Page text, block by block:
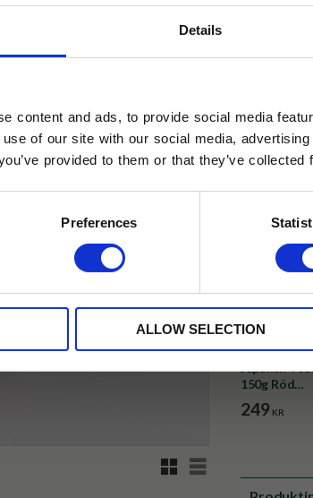
Details
content and ads, to provide social media
of our site with our social media,
provided to them or that they’ve
Preferences
ALLOW SELECTION
RutnätsvyListvy
✓ Fri frakt
✓ Betala
✓ Gratis
Japansk
150g Röd
Blomma
249 KR
Läs mer
Rabatten fungerar endast
med andra erbjudanden.